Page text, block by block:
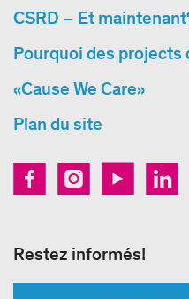
CSRD – Et
Pourquoi des
«Cause We Care»
Plan du site
Restez informés!